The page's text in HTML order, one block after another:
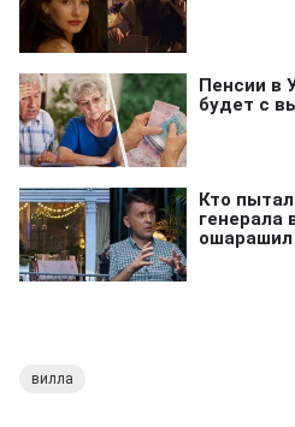
вилла